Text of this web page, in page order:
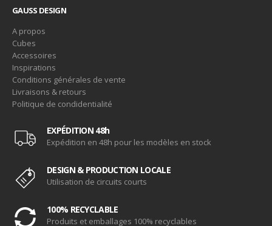
GAUSS DESIGN
A propos
Cubes
Accessoires
Inspirations
Conditions générales de vente
Livraisons & retours
Politique de condidentialité
EXPÉDITION 48h
Expédition en 48h pour les modèles en stock
DESIGN & PRODUCTION LOCALE
Utilisation de circuits courts
100% RECYCLABLE
Produits et emballages 100% recyclables